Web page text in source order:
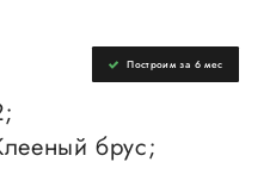
Построим за 6 мес
брус;